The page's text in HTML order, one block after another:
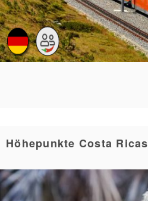
Höhepunkte Costa Ricas